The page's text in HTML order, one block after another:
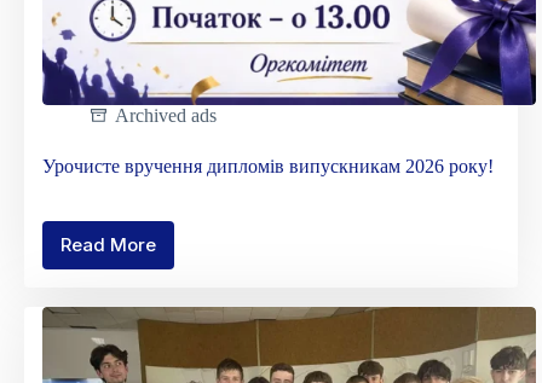
Archived ads
Урочисте вручення дипломів випускникам 2026 року!
Read More
Урочисте
випускникам
2026
року!